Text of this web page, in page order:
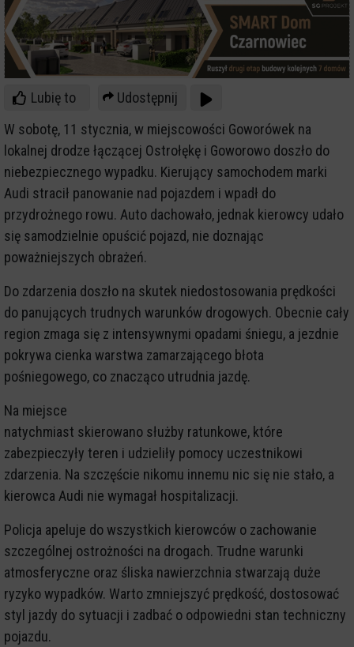
Lubię to
Udostępnij
W sobotę, 11 stycznia, w miejscowości Goworówek na
lokalnej drodze łączącej Ostrołękę i Goworowo doszło do
niebezpiecznego wypadku. Kierujący samochodem marki
Audi stracił panowanie nad pojazdem i wpadł do
przydrożnego rowu. Auto dachowało, jednak kierowcy udało
się samodzielnie opuścić pojazd, nie doznając
poważniejszych obrażeń.
Do zdarzenia doszło na skutek niedostosowania prędkości
do panujących trudnych warunków drogowych. Obecnie cały
region zmaga się z intensywnymi opadami śniegu, a jezdnie
pokrywa cienka warstwa zamarzającego błota
pośniegowego, co znacząco utrudnia jazdę.
Na miejsce
natychmiast skierowano służby ratunkowe, które
zabezpieczyły teren i udzieliły pomocy uczestnikowi
zdarzenia. Na szczęście nikomu innemu nic się nie stało, a
kierowca Audi nie wymagał hospitalizacji.
Policja apeluje do wszystkich kierowców o zachowanie
szczególnej ostrożności na drogach. Trudne warunki
atmosferyczne oraz śliska nawierzchnia stwarzają duże
ryzyko wypadków. Warto zmniejszyć prędkość, dostosować
styl jazdy do sytuacji i zadbać o odpowiedni stan techniczny
pojazdu.